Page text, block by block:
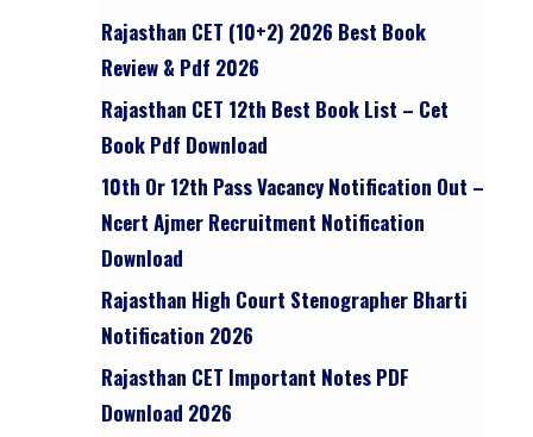
Rajasthan CET (10+2) 2026 Best Book
Review & Pdf 2026
Rajasthan CET 12th Best Book List – Cet
Book Pdf Download
10th Or 12th Pass Vacancy Notification Out –
Ncert Ajmer Recruitment Notification
Download
Rajasthan High Court Stenographer Bharti
Notification 2026
Rajasthan CET Important Notes PDF
Download 2026